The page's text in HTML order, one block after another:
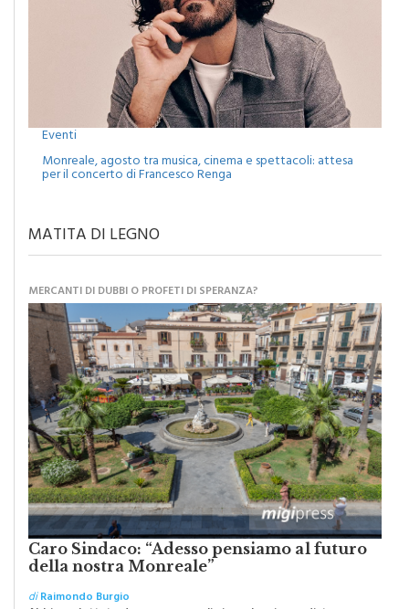
Monreale, agosto tra musica, cinema e spettacoli: attesa
per il concerto di Francesco Renga
Caro Sindaco: “Adesso pensiamo al futuro
della nostra Monreale”
diRaimondo Burgio
Abbiamo lottato da sempre per eliminare barriere e distanze e
oggi dobbiamo ripartire per ricostruire certezze